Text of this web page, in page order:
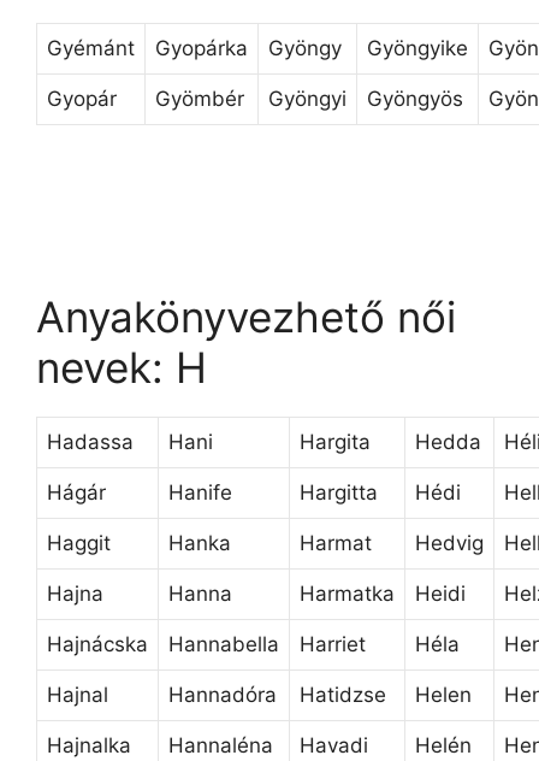
Gyémánt Gyopárka Gyöngy Gyöngyike
Gyopár Gyömbér Gyöngyi Gyöngyös
Anyakönyvezhető női
nevek: H
Hadassa Hani Hargita Hedda
Hágár Hanife Hargitta Hédi
Haggit Hanka Harmat Hedvig
Hajna Hanna Harmatka Heidi
Hajnácska Hannabella Harriet Héla
Hajnal Hannadóra Hatidzse Helen
Hajnalka Hannaléna Havadi Helén